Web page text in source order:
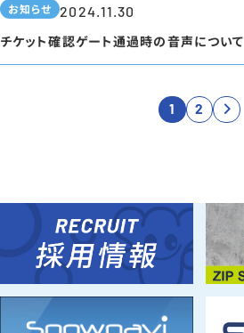
お知らせ 2024.11.30
チケット確認ゲート通過時の音声について
1 2